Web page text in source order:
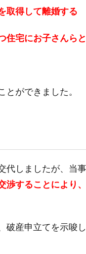
取得して離婚する
住宅にお子さんら
とができました。
しましたが、当事
渉することにより
破産申立てを示唆